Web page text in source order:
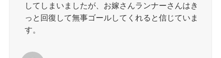
してしまいましたが、お嫁さんランナーさんはき
っと回復して無事ゴールしてくれると信じていま
す。